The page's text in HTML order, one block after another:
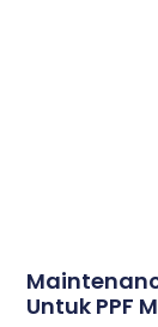
Untuk PPF